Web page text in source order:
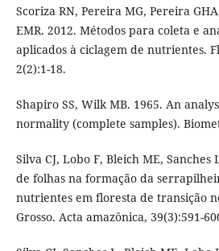
Scoriza RN, Pereira MG, Pereira
EMR. 2012. Métodos para coleta e
aplicados à ciclagem de nutrientes.
2(2):1-18.
Shapiro SS, Wilk MB. 1965. An
normality (complete samples).
Silva CJ, Lobo F, Bleich ME,
de folhas na formação da
nutrientes em floresta de transição
Grosso. Acta amazônica, 39(3):591-